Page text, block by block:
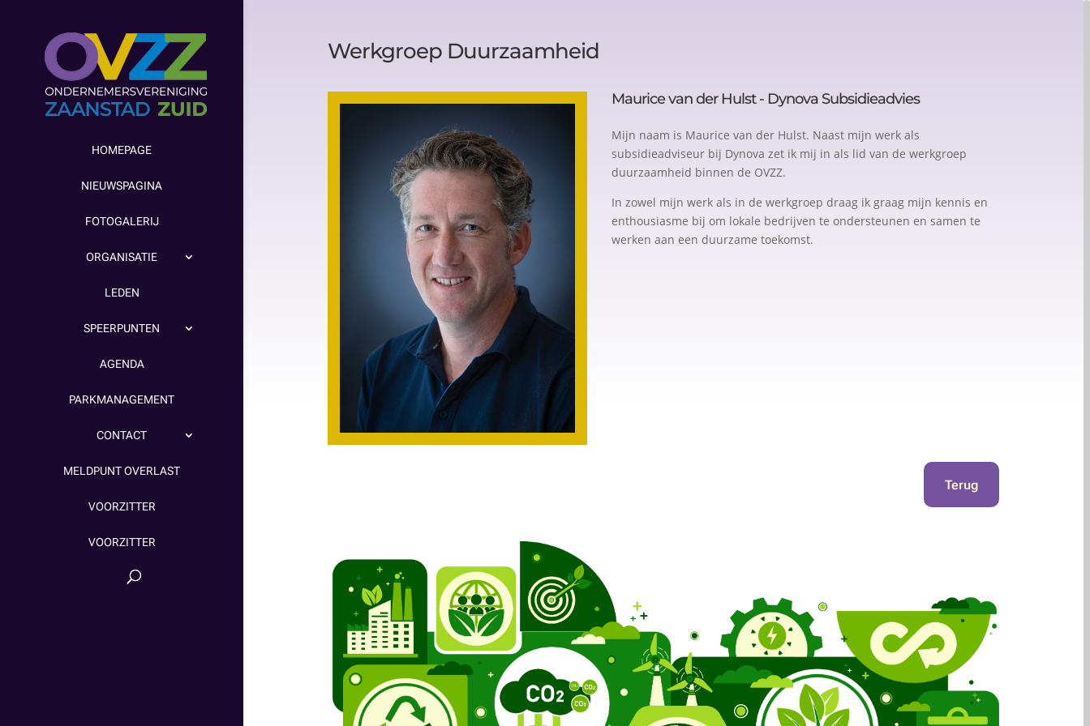
HOMEPAGE
NIEUWSPAGINA
FOTOGALERIJ
ORGANISATIE
LEDEN
SPEERPUNTEN
AGENDA
PARKMANAGEMENT
CONTACT
MELDPUNT OVERLAST
VOORZITTER
VOORZITTER
Werkgroep Duurzaamheid
Maurice van der Hulst - Dynova Subsidieadvies
Mijn naam is Maurice van der Hulst. Naast mijn werk als
subsidieadviseur bij Dynova zet ik mij in als lid van de werkgroep
duurzaamheid binnen de OVZZ.
In zowel mijn werk als in de werkgroep draag ik graag mijn kennis en
enthousiasme bij om lokale bedrijven te ondersteunen en samen te
werken aan een duurzame toekomst.
Terug